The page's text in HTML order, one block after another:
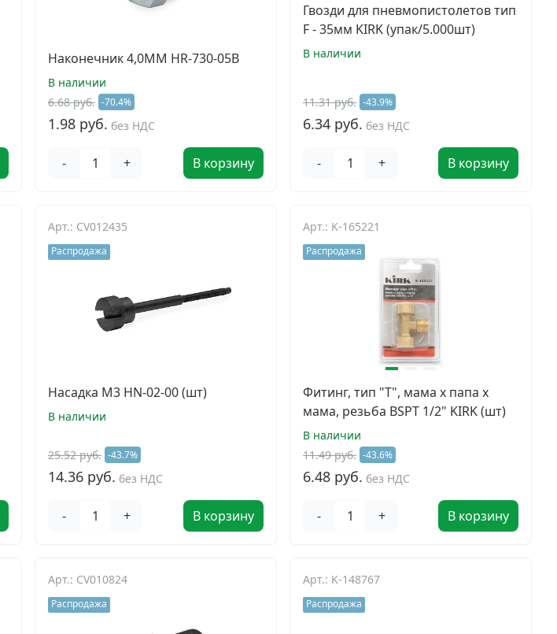
Наконечник 4,0ММ HR-730-05B
В наличии
6.68 руб. -70.4%
1.98 руб. без НДС
- + В корзину
Гвозди для пневмопистолетов тип
F - 35мм KIRK (упак/5.000шт)
В наличии
11.31 руб. -43.9%
6.34 руб. без НДС
- + В корзину
Арт.: CV012435
Распродажа
Насадка M3 HN-02-00 (шт)
В наличии
25.52 руб. -43.7%
14.36 руб. без НДС
- + В корзину
Арт.: K-165221
Распродажа
Фитинг, тип "Т", мама х папа х
мама, резьба BSPT 1/2" KIRK (шт)
В наличии
11.49 руб. -43.6%
6.48 руб. без НДС
- + В корзину
Арт.: CV010824
Распродажа
Арт.: K-148767
Распродажа